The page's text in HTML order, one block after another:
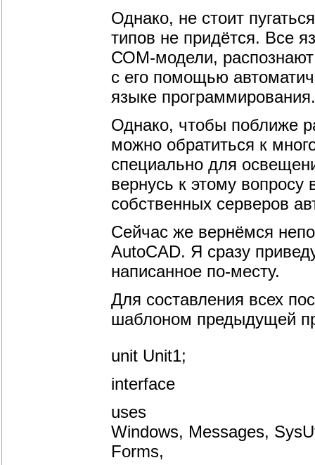
Однако, не стоит
типов не придётся. Все
СОМ-модели, распознают
с его помощью
языке программирования.
Однако, чтобы поближе
можно обратиться к
специально для
вернусь к этому вопросу
собственных серверов
Сейчас же вернёмся
AutoCAD. Я сразу
написанное по-месту.
Для составления всех
шаблоном предыдущей
unit Unit1;
interface
uses
Windows, Messages,
Forms,